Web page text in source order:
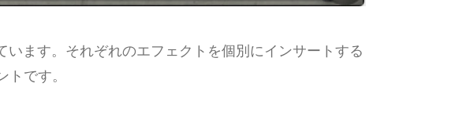
ます。それぞれのエフェクトを個別にインサートする
です。